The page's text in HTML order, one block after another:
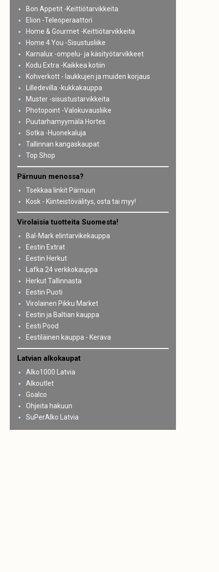
Bon Appetit -Keittiötarvikkeita
Elion -Teleoperaattori
Home & Gourmet -Keittiötarvikkeita
Home 4 You -Sisustusliike
Karnalux -ompelu- ja käsityötarvikkeet
Kodu Extra -Kaikkea kotiin
Kohverkott - laukkujen ja muiden korjaus
Lilledevilla -kukkakauppa
Muster -sisustustarvikkeita
Photopoint -Valokuvausliike
Puutarhamyymälä Hortes
Sotka -Huonekaluja
Tallinnan kangaskaupat
Top Shop
Pärnuun menossa?
Tsekkaa linkit Pärnuun
Kosk - Kiinteistövälitys, osta tai myy!
Virolaisia tuotteita Suomesta!
Bal-Mark elintarvikekauppa
Eestin Extrat
Eestin Herkut
Lafka 24 verkkokauppa
Herkut Tallinnasta
Eestin Puoti
Virolainen Pikku Market
Eestin ja Baltian kauppa
Eesti Pood
Eestiläinen kauppa - Kerava
Latvian alkokaupat
Alko1000 Latvia
Alkoutlet
Goalco
Ohjeita hakuun
SuPerAlko Latvia